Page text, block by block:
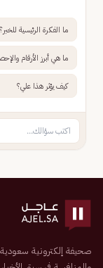
ما الفكرة الرئيسية للخبر؟
ما هي أبرز الأرقام
كيف يؤثر هذا علي؟